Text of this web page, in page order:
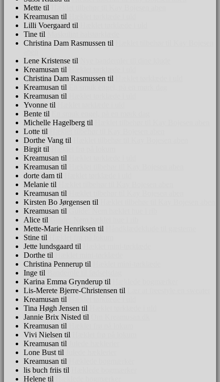
Mette til
Kreamusan til
Lilli Voergaard til
Tine til
Christina Dam Rasmussen til
Lene Kristense til
Kreamusan til
Christina Dam Rasmussen til
Kreamusan til
Kreamusan til
Yvonne til
Bente til
Michelle Hagelberg til
Lotte til
Dorthe Vang til
Birgit til
Kreamusan til
Kreamusan til
dorte dam til
Melanie til
Kreamusan til
Kirsten Bo Jørgensen til
Kreamusan til
Alice til
Mette-Marie Henriksen til
Stine til
Jette lundsgaard til
Dorthe til
Christina Pennerup til
Inge til
Karina Emma Grynderup til
Lis-Merete Bjerre-Christensen til
Kreamusan til
Tina Høgh Jensen til
Jannie Brix Nisted til
Kreamusan til
Vivi Nielsen til
Kreamusan til
Lone Bust til
Kreamusan til
lis buch friis til
Helene til